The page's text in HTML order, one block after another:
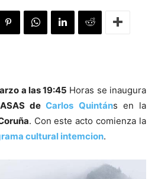
a las 19:45 Horas se inaugura
deCarlos Quintáns en la
. Con este acto comienza la
cultural intemcion.